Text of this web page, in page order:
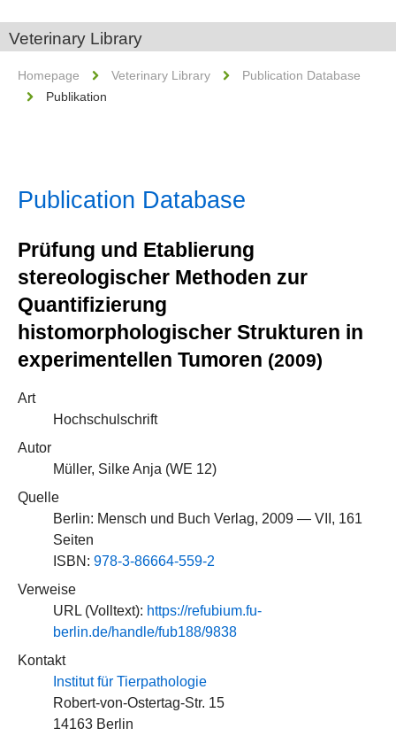
Veterinary Library
Homepage Veterinary Library
Publication Database
Publikation
Publication Database
Prüfung und Etablierung
stereologischer Methoden zur
Quantifizierung
histomorphologischer Strukturen in
experimentellen Tumoren (2009)
Art
Hochschulschrift
Autor
Müller, Silke Anja (WE 12)
Quelle
Berlin: Mensch und Buch Verlag, 2009 — VII, 161
Seiten
ISBN: 978-3-86664-559-2
Verweise
URL (Volltext): https://refubium.fu-
berlin.de/handle/fub188/9838
Kontakt
Institut für Tierpathologie
Robert-von-Ostertag-Str. 15
14163 Berlin